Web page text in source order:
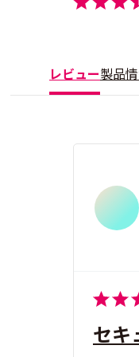
レビュー製品
セキ